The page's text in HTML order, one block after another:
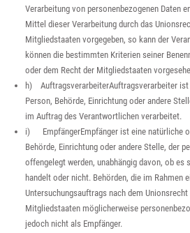
Verarbeitung von personenbezogenen Daten
Mittel dieser Verarbeitung durch das
Mitgliedstaaten vorgegeben, so kann der
können die bestimmten Kriterien seiner
oder dem Recht der Mitgliedstaaten
h) AuftragsverarbeiterAuftragsverarbeiter
Person, Behörde, Einrichtung oder andere
im Auftrag des Verantwortlichen verarbeitet.
i) EmpfängerEmpfänger ist eine natürliche
Behörde, Einrichtung oder andere Stelle, der
offengelegt werden, unabhängig davon, ob es
handelt oder nicht. Behörden, die im Rahmen
Untersuchungsauftrags nach dem
Mitgliedstaaten möglicherweise
jedoch nicht als Empfänger.